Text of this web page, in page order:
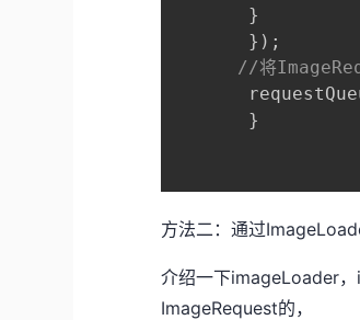
}
} ) ;
//将
}
方法二：通过
介绍一下imageLoader
ImageRequest的，